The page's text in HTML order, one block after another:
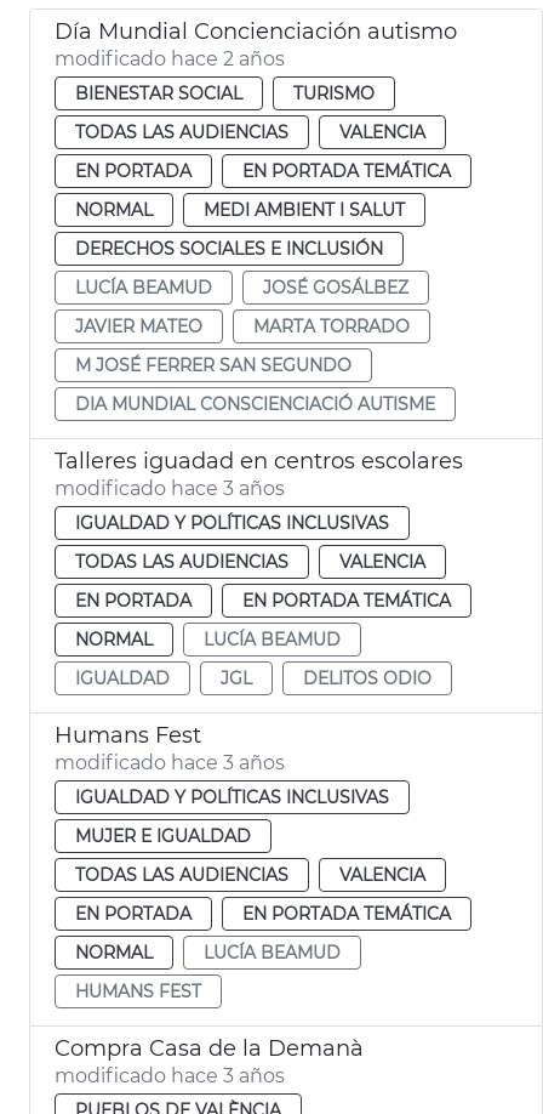
Día Mundial Concienciación autismo
modificado hace 2 años
BIENESTAR SOCIAL
TURISMO
TODAS LAS AUDIENCIAS
VALENCIA
EN PORTADA
EN PORTADA TEMÁTICA
NORMAL
MEDI AMBIENT I SALUT
DERECHOS SOCIALES E INCLUSIÓN
LUCÍA BEAMUD
JOSÉ GOSÁLBEZ
JAVIER MATEO
MARTA TORRADO
M JOSÉ FERRER SAN SEGUNDO
DIA MUNDIAL CONSCIENCIACIÓ AUTISME
Talleres iguadad en centros escolares
modificado hace 3 años
IGUALDAD Y POLÍTICAS INCLUSIVAS
TODAS LAS AUDIENCIAS
VALENCIA
EN PORTADA
EN PORTADA TEMÁTICA
NORMAL
LUCÍA BEAMUD
IGUALDAD
JGL DELITOS ODIO
Humans Fest
modificado hace 3 años
IGUALDAD Y POLÍTICAS INCLUSIVAS
MUJER E IGUALDAD
TODAS LAS AUDIENCIAS
VALENCIA
EN PORTADA
EN PORTADA TEMÁTICA
NORMAL
LUCÍA BEAMUD
HUMANS FEST
Compra Casa de la Demanà
modificado hace 3 años